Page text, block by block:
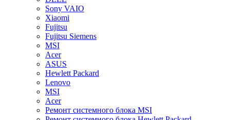
Sony VAIO
Xiaomi
Fujitsu
Fujitsu Siemens
MSI
Acer
ASUS
Hewlett Packard
Lenovo
MSI
Acer
Ремонт системного блока MSI